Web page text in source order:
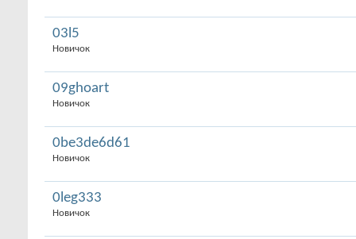
03l5
Новичок
09ghoart
Новичок
0be3de6d61
Новичок
0leg333
Новичок